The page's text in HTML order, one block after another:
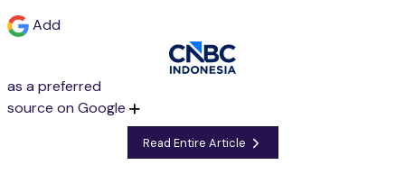
Add
as a preferred
source on Google
Read Entire Article